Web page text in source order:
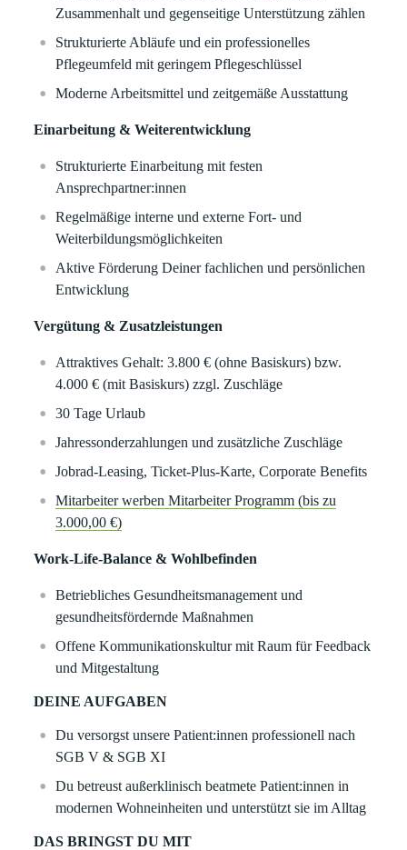
Zusammenhalt und gegenseitige Unterstützung zählen
Strukturierte Abläufe und ein professionelles
Pflegeumfeld mit geringem Pflegeschlüssel
Moderne Arbeitsmittel und zeitgemäße Ausstattung
Einarbeitung & Weiterentwicklung
Strukturierte Einarbeitung mit festen
Ansprechpartner:innen
Regelmäßige interne und externe Fort- und
Weiterbildungsmöglichkeiten
Aktive Förderung Deiner fachlichen und persönlichen
Entwicklung
Vergütung & Zusatzleistungen
Attraktives Gehalt: 3.800 € (ohne Basiskurs) bzw.
4.000 € (mit Basiskurs) zzgl. Zuschläge
30 Tage Urlaub
Jahressonderzahlungen und zusätzliche Zuschläge
Jobrad-Leasing, Ticket-Plus-Karte, Corporate Benefits
Mitarbeiter werben Mitarbeiter Programm (bis zu
3.000,00 €)
Work-Life-Balance & Wohlbefinden
Betriebliches Gesundheitsmanagement und
gesundheitsfördernde Maßnahmen
Offene Kommunikationskultur mit Raum für Feedback
und Mitgestaltung
DEINE AUFGABEN
Du versorgst unsere Patient:innen professionell nach
SGB V & SGB XI
Du betreust außerklinisch beatmete Patient:innen in
modernen Wohneinheiten und unterstützt sie im Alltag
DAS BRINGST DU MIT